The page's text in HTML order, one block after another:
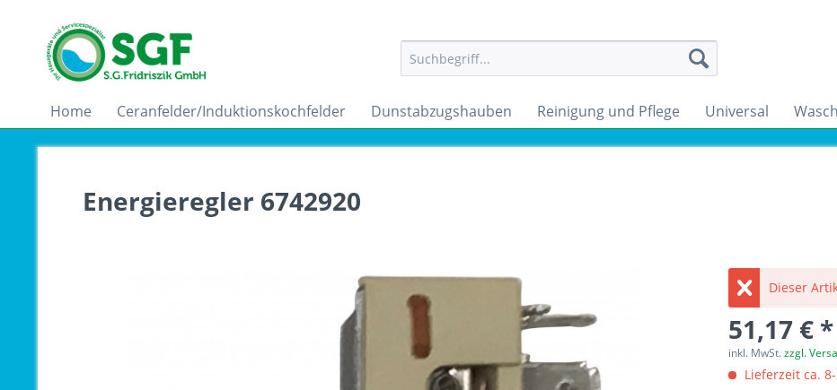
Home Ceranfelder/Induktionskochfelder Dunstabzugshauben Reinigung und Pflege Universal
Energieregler 6742920
Dieser
51,17 € *
inkl. MwSt.zzgl.
Lieferzeit ca.